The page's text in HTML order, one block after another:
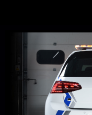
Streetcars
Sænkning
Tuning
Ventilrens
Værksted